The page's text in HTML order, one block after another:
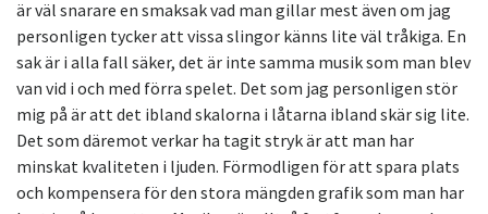
är väl snarare en smaksak vad man gillar mest även om jag
personligen tycker att vissa slingor känns lite väl tråkiga. En
sak är i alla fall säker, det är inte samma musik som man blev
van vid i och med förra spelet. Det som jag personligen stör
mig på är att det ibland skalorna i låtarna ibland skär sig lite.
Det som däremot verkar ha tagit stryk är att man har
minskat kvaliteten i ljuden. Förmodligen för att spara plats
och kompensera för den stora mängden grafik som man har